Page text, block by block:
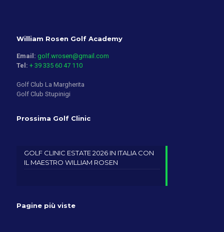
William Rosen Golf Academy
Email: golf.wrosen@gmail.com
Tel: + 39 335 60 47 110
Golf Club La Margherita
Golf Club Stupinigi
Prossima Golf Clinic
GOLF CLINIC ESTATE 2026 IN ITALIA CON
IL MAESTRO WILLIAM ROSEN
Pagine più viste